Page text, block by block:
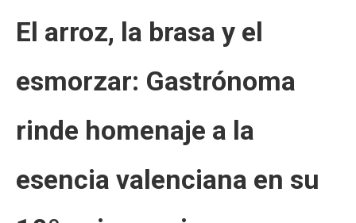
El arroz, la brasa y el
esmorzar: Gastrónoma
rinde homenaje a la
esencia valenciana en su